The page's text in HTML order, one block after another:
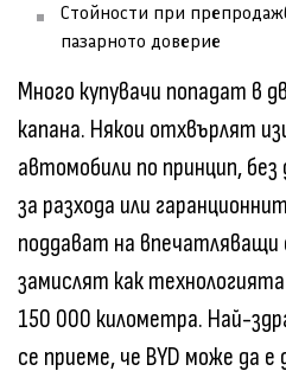
Стойности при
пазарното доверие
Много купувачи попадат в
капана. Някои отхвърлят
автомобили по принцип,
за разхода или
поддават на впечатляващи
замислят как
150 000 километра. Най-
се приеме, че BYD може да